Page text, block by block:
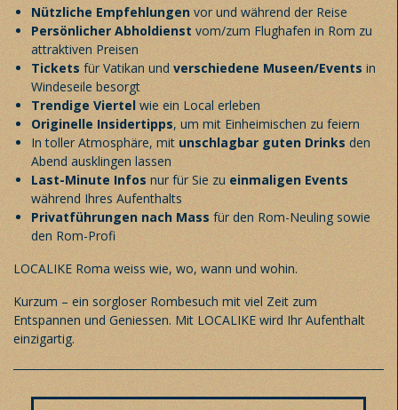
Nützliche Empfehlungen vor und während der Reise
Persönlicher Abholdienst vom/zum Flughafen in Rom zu
attraktiven Preisen
Tickets für Vatikan und verschiedene Museen/Events in
Windeseile besorgt
Trendige Viertel wie ein Local erleben
Originelle Insidertipps, um mit Einheimischen zu feiern
In toller Atmosphäre, mit unschlagbar guten Drinks den
Abend ausklingen lassen
Last-Minute Infos nur für Sie zu einmaligen Events
während Ihres Aufenthalts
Privatführungen nach Mass für den Rom-Neuling sowie
den Rom-Profi
LOCALIKE Roma weiss wie, wo, wann und wohin.
Kurzum – ein sorgloser Rombesuch mit viel Zeit zum
Entspannen und Geniessen. Mit LOCALIKE wird Ihr Aufenthalt
einzigartig.